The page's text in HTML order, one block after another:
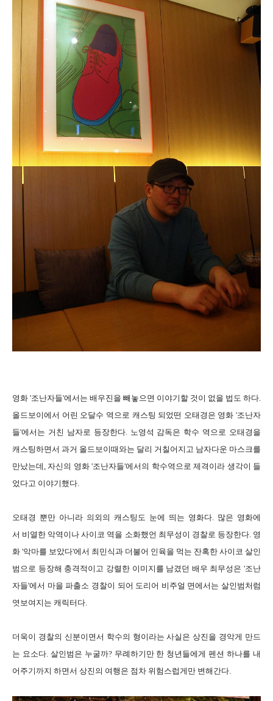
영화 '조난자들'에서는 배우진을 빼놓으면 이야기할 것이 없을 법도 하다.
올드보이에서 어린 오달수 역으로 캐스팅 되었떤 오태경은 영화 '조난자
들'에서는 거친 남자로 등장한다. 노영석 감독은 학수 역으로 오태경을
캐스팅하면서 과거 올드보이때와는 달리 거칠어지고 남자다운 마스크를
만났는데, 자신의 영화 '조난자들'에서의 학수역으로 제격이라 생각이 들
었다고 이야기했다.
오태경 뿐만 아니라 의외의 캐스팅도 눈에 띄는 영화다. 많은 영화에
서 비열한 악역이나 사이코 역을 소화했언 최무성이 경찰로 등장한다. 영
화 '악마를 보았다'에서 최민식과 더불어 인육을 먹는 잔혹한 사이코 살인
범으로 등장해 충격적이고 강렬한 이미지를 남겼던 배우 최무성은 '조난
자들'에서 마을 파출소 경찰이 되어 도리어 비주얼 면에서는 살인범처럼
엿보여지는 캐릭터다.
더욱이 경찰의 신분이면서 학수의 형이라는 사실은 상진을 경악게 만드
는 요소다. 살인범은 누굴까? 무례하기만 한 청년들에게 펜션 하나를 내
어주기까지 하면서 상진의 여행은 점차 위험스럽게만 변해간다.